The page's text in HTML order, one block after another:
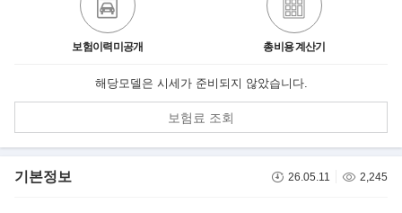
보험이력미공개 총비용 계산기
해당모델은 시세가 준비되지 않았습니다.
보험료 조회
기본정보 26.05.11 2,245